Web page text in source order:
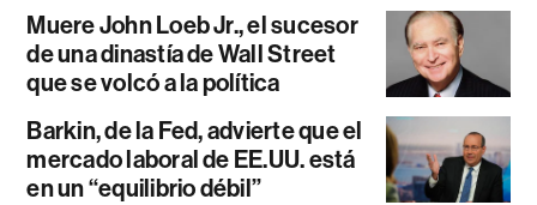
Muere John Loeb Jr., el sucesor
de una dinastía de Wall Street
que se volcó a la política
Barkin, de la Fed, advierte que el
mercado laboral de EE.UU. está
en un “equilibrio débil”